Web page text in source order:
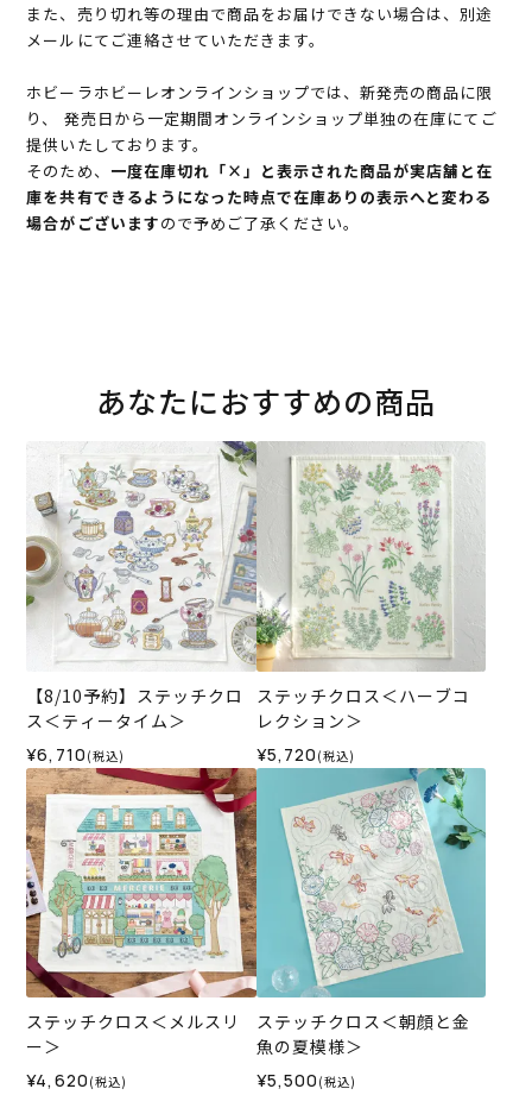
また、売り切れ等の理由で商品をお届けできない場合は、別途
メールにてご連絡させていただきます。
ホビーラホビーレオンラインショップでは、新発売の商品に限
り、 発売日から一定期間オンラインショップ単独の在庫にてご
提供いたしております。
そのため、 一度在庫切れ「×」と表示された商品が実店舗と在
庫を共有できるようになった時点で在庫ありの表示へと変わる
場合がございますので予めご了承ください。
あなたにおすすめの商品
【8/10予約】ステッチクロ
ス＜ティータイム＞
¥6,710 (税込)
ステッチクロス＜ハーブコ
レクション＞
¥5,720 (税込)
ステッチクロス＜メルスリ
ー＞
¥4,620 (税込)
ステッチクロス＜朝顔と金
魚の夏模様＞
¥5,500 (税込)